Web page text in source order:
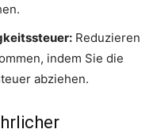
Reduzieren
indem Sie die
abziehen.